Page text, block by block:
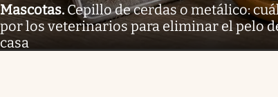
Mascotas. Cepillo de cerdas o metálico:
por los veterinarios para eliminar el pelo
casa